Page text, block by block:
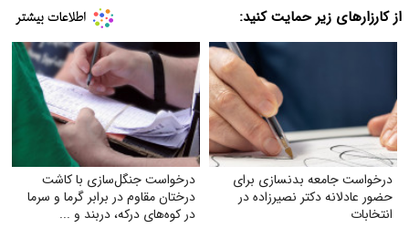
از کارزارهای زیر حمایت کنید:
درخواست جامعه بدنسازی برای
حضور عادلانه دکتر نصیرزاده در
انتخابات
درخواست جنگل‌سازی با کاشت
درختان مقاوم در برابر گرما و سرما
در کوه‌های درکه، دربند و ...